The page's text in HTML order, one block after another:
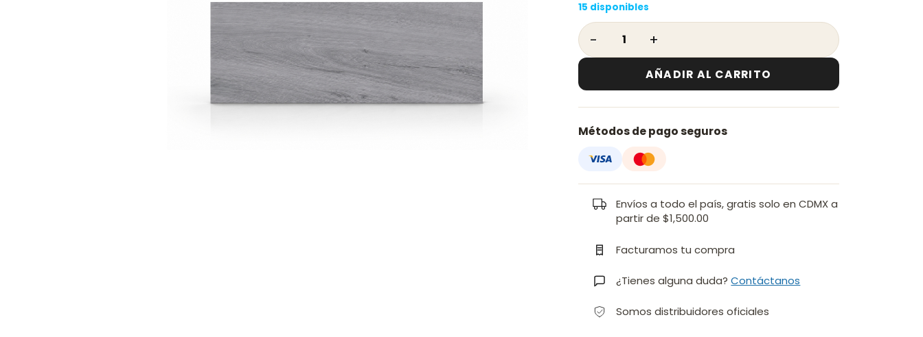
15 disponibles
Piso porcelanico Castel 22.5 ×120 Fresno Gris Caja 14 pza -
AÑADIR AL CARRITO
Métodos de pago seguros
Envíos a todo el país, gratis solo en CDMX a
partir de $1,500.00
Facturamos tu compra
¿Tienes alguna duda?Contáctanos
Somos distribuidores oficiales